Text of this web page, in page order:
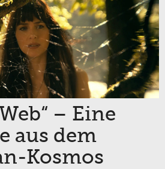
– Eine
aus dem
Kosmos